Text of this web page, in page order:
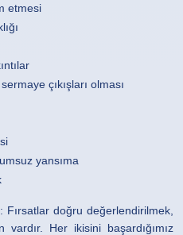
etmesi
çıkışları olması
yansıma
doğru değerlendirilmek,
Her ikisini başardığımız